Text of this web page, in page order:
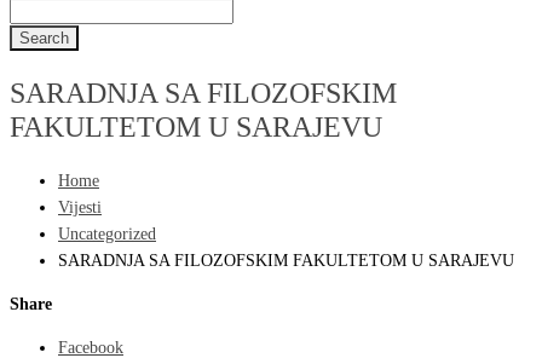
SARADNJA SA FILOZOFSKIM
FAKULTETOM U SARAJEVU
Home
Vijesti
Uncategorized
SARADNJA SA FILOZOFSKIM FAKULTETOM U SARAJEVU
Share
Facebook